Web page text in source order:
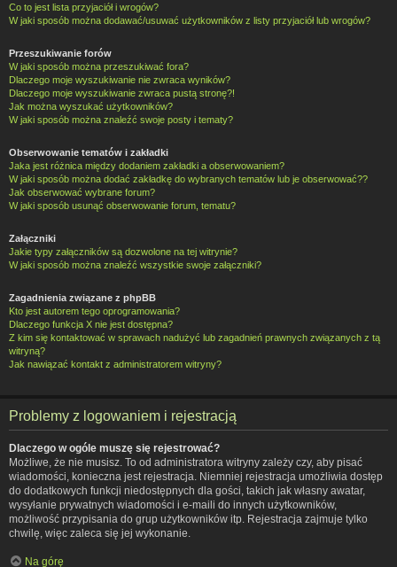
Co to jest lista przyjaciół i wrogów?
W jaki sposób można dodawać/usuwać użytkowników z listy przyjaciół lub wrogów?
Przeszukiwanie forów
W jaki sposób można przeszukiwać fora?
Dlaczego moje wyszukiwanie nie zwraca wyników?
Dlaczego moje wyszukiwanie zwraca pustą stronę?!
Jak można wyszukać użytkowników?
W jaki sposób można znaleźć swoje posty i tematy?
Obserwowanie tematów i zakładki
Jaka jest różnica między dodaniem zakładki a obserwowaniem?
W jaki sposób można dodać zakładkę do wybranych tematów lub je obserwować??
Jak obserwować wybrane forum?
W jaki sposób usunąć obserwowanie forum, tematu?
Załączniki
Jakie typy załączników są dozwolone na tej witrynie?
W jaki sposób można znaleźć wszystkie swoje załączniki?
Zagadnienia związane z phpBB
Kto jest autorem tego oprogramowania?
Dlaczego funkcja X nie jest dostępna?
Z kim się kontaktować w sprawach nadużyć lub zagadnień prawnych związanych z tą
witryną?
Jak nawiązać kontakt z administratorem witryny?
Problemy z logowaniem i rejestracją
Dlaczego w ogóle muszę się rejestrować?
Możliwe, że nie musisz. To od administratora witryny zależy czy, aby pisać
wiadomości, konieczna jest rejestracja. Niemniej rejestracja umożliwia dostęp
do dodatkowych funkcji niedostępnych dla gości, takich jak własny awatar,
wysyłanie prywatnych wiadomości i e-maili do innych użytkowników,
możliwość przypisania do grup użytkowników itp. Rejestracja zajmuje tylko
chwilę, więc zaleca się jej wykonanie.
Na górę